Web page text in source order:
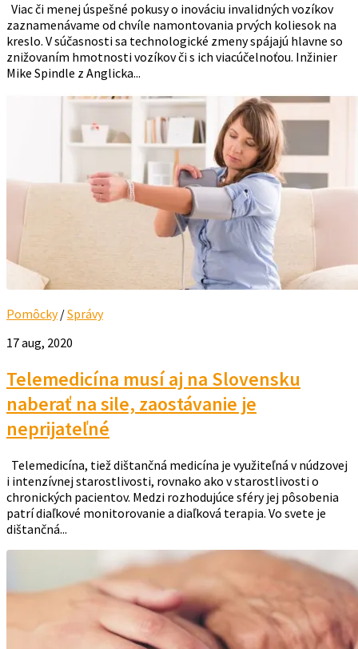
Viac či menej úspešné pokusy o inováciu invalidných vozíkov
zaznamenávame od chvíle namontovania prvých koliesok na
kreslo. V súčasnosti sa technologické zmeny spájajú hlavne so
znižovaním hmotnosti vozíkov či s ich viacúčelnoťou. Inžinier
Mike Spindle z Anglicka...
Pomôcky/Správy
17 aug, 2020
Telemedicína musí aj na Slovensku
naberať na sile, zaostávanie je
neprijateľné
Telemedicína, tiež dištančná medicína je využiteľná v núdzovej
i intenzívnej starostlivosti, rovnako ako v starostlivosti o
chronických pacientov. Medzi rozhodujúce sféry jej pôsobenia
patrí diaľkové monitorovanie a diaľková terapia. Vo svete je
dištančná...